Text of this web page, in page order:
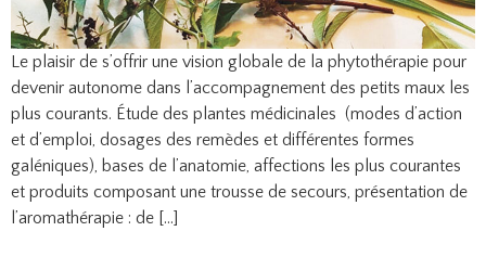
Le plaisir de s’offrir une vision globale de la phytothérapie pour
devenir autonome dans l’accompagnement des petits maux les
plus courants. Étude des plantes médicinales (modes d’action
et d’emploi, dosages des remèdes et différentes formes
galéniques), bases de l’anatomie, affections les plus courantes
et produits composant une trousse de secours, présentation de
l’aromathérapie : de […]